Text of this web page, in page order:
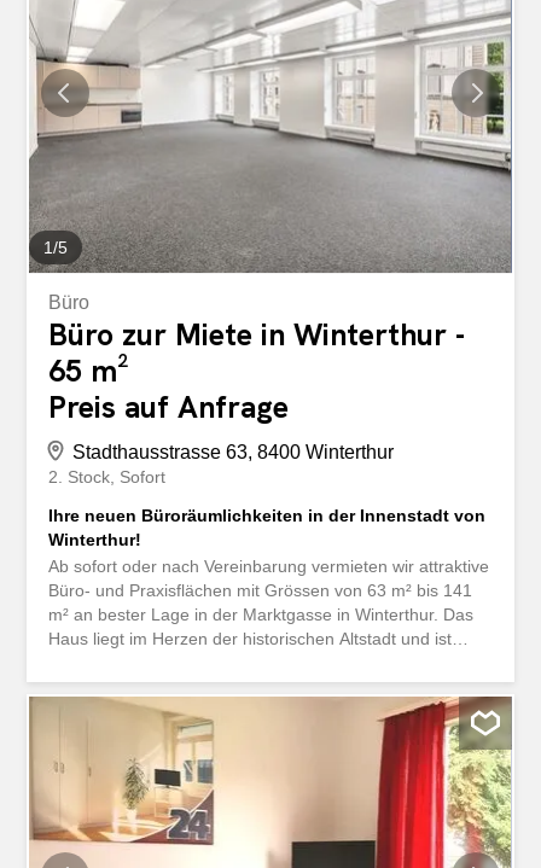
1/5
Büro
Büro zur Miete in Winterthur -
65 m²
Preis auf Anfrage
Stadthausstrasse 63, 8400 Winterthur
2. Stock Sofort
Ihre neuen Büroräumlichkeiten in der Innenstadt von
Winterthur!
Ab sofort oder nach Vereinbarung vermieten wir attraktive
Büro- und Praxisflächen mit Grössen von 63 m² bis 141
m² an bester Lage in der Marktgasse in Winterthur. Das
Haus liegt im Herzen der historischen Altstadt und ist
Restaurants. Öffentliche Verkehrsmittel sowie
Parkmöglichkeiten befinden sich in unmittelbarer Nähe.
Folgende Vorzüge werden Sie überzeugen: Flexible
Flächengrössen von 63 m² bis 141 m² Vorhandene
Raumunterteilungen mit schönen Holzböden/Teppich
Deckenbeleuchtung vorhanden Helle und lichtdurchflutete
Räumlichkeiten Toilettenanlagen befinden sich zur
Mitbenützung im Allgemeinbereich Zentrale Lage mit